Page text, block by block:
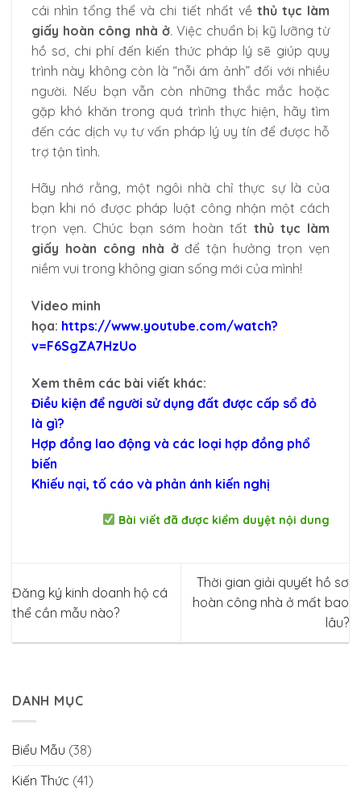
cái nhìn tổng thể và chi tiết nhất về thủ tục làm
giấy hoàn công nhà ở. Việc chuẩn bị kỹ lưỡng từ
hồ sơ, chi phí đến kiến thức pháp lý sẽ giúp quy
trình này không còn là “nỗi ám ảnh” đối với nhiều
người. Nếu bạn vẫn còn những thắc mắc hoặc
gặp khó khăn trong quá trình thực hiện, hãy tìm
đến các dịch vụ tư vấn pháp lý uy tín để được hỗ
trợ tận tình.
Hãy nhớ rằng, một ngôi nhà chỉ thực sự là của
bạn khi nó được pháp luật công nhận một cách
trọn vẹn. Chúc bạn sớm hoàn tất thủ tục làm
giấy hoàn công nhà ởđể tận hưởng trọn vẹn
niềm vui trong không gian sống mới của mình!
Video minh
họa: https://www.youtube.com/watch?
v=F6SgZA7HzUo
Xem thêm các bài viết khác:
Điều kiện để người sử dụng đất được cấp sổ đỏ
là gì?
Hợp đồng lao động và các loại hợp đồng phổ
biến
Khiếu nại, tố cáo và phản ánh kiến nghị
Bài viết đã được kiểm duyệt nội dung
Đăng ký kinh doanh hộ cá
thể cần mẫu nào?
Thời gian giải quyết hồ sơ
hoàn công nhà ở mất bao
lâu?
DANH MỤC
Biểu Mẫu (38)
Kiến Thức (41)